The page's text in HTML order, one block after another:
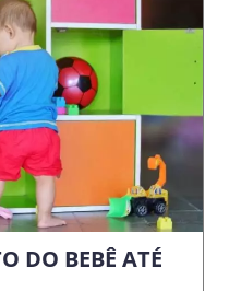
DO BEBÊ ATÉ